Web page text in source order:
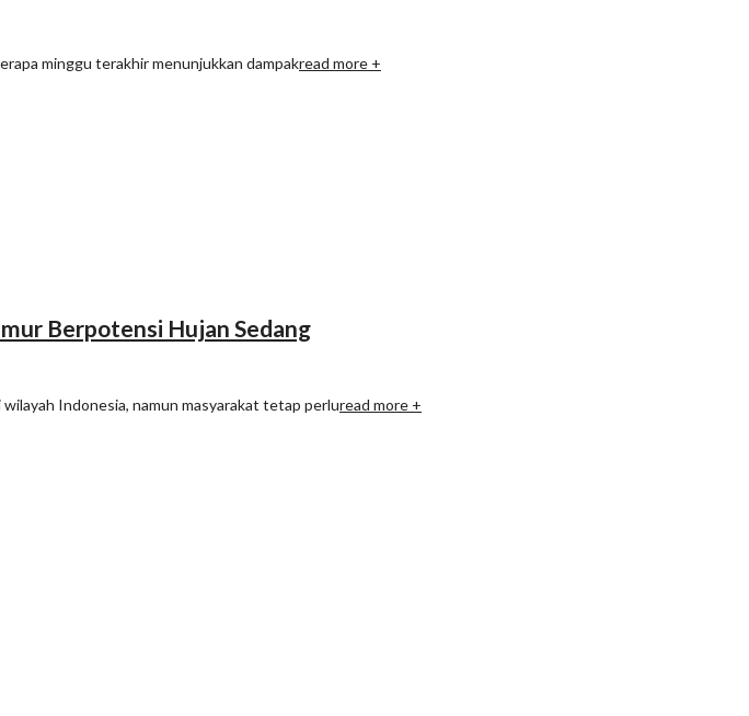
minggu terakhir menunjukkan dampakread more +
Berpotensi Hujan Sedang
Indonesia, namun masyarakat tetap perluread more +